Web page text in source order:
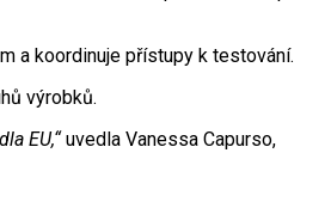
a koordinuje přístupy k testování.
výrobků.
EU,“uvedla Vanessa Capurso,